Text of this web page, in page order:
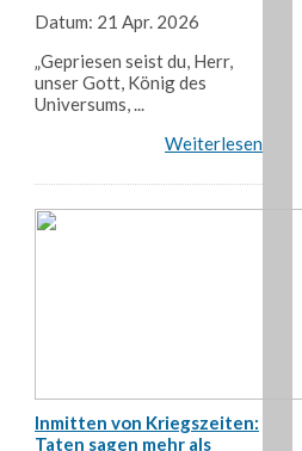
Datum: 21 Apr. 2026
„Gepriesen seist du, Herr,
unser Gott, König des
Universums, ...
Weiterlesen
Inmitten von Kriegszeiten:
Taten sagen mehr als